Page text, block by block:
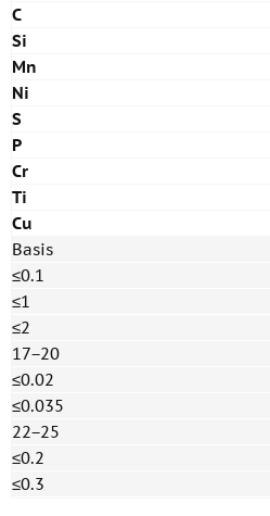
C
Si
Mn
Ni
S
P
Cr
Ti
Cu
Basis
≤0.1
≤1
≤2
17−20
≤0.02
≤0.035
22−25
≤0.2
≤0.3